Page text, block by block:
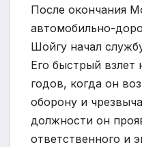
После окончания
автомобильно-
Шойгу начал
Его быстрый взлет
годов, когда он
оборону и
должности он
ответственного и